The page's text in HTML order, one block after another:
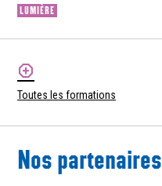
Toutes les formations
LUMIÈRE
Nos partenaires